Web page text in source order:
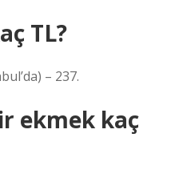
TL?
– 237.
ekmek kaç